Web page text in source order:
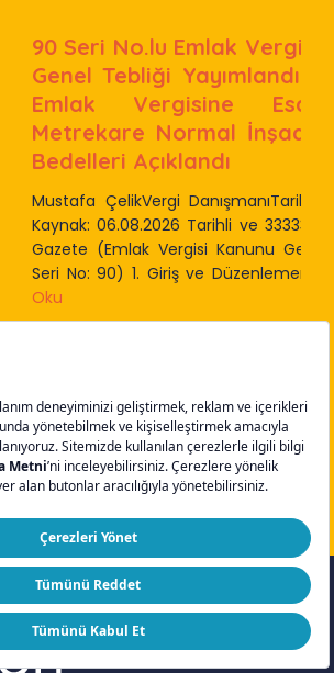
Emlak Vergisi Kanunu
Yayımlandı: 2027 Yılı
Esas Bina
Normal İnşaat Maliyet
DanışmanıTarih: 06.08.2026
Tarihli ve 33333 Sayılı Resmi
Vergisi Kanunu Genel Tebliği –
Giriş ve Düzenlemenin...Devamını